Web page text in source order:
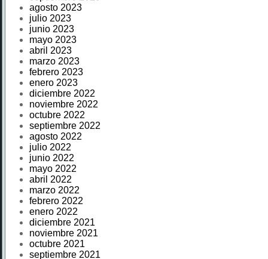
agosto 2023
julio 2023
junio 2023
mayo 2023
abril 2023
marzo 2023
febrero 2023
enero 2023
diciembre 2022
noviembre 2022
octubre 2022
septiembre 2022
agosto 2022
julio 2022
junio 2022
mayo 2022
abril 2022
marzo 2022
febrero 2022
enero 2022
diciembre 2021
noviembre 2021
octubre 2021
septiembre 2021